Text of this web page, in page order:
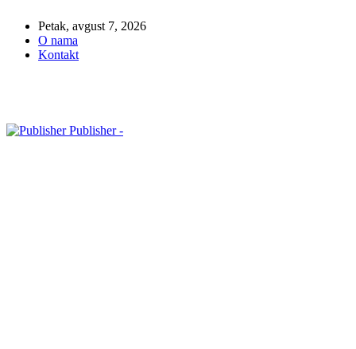
Petak, avgust 7, 2026
O nama
Kontakt
Publisher -